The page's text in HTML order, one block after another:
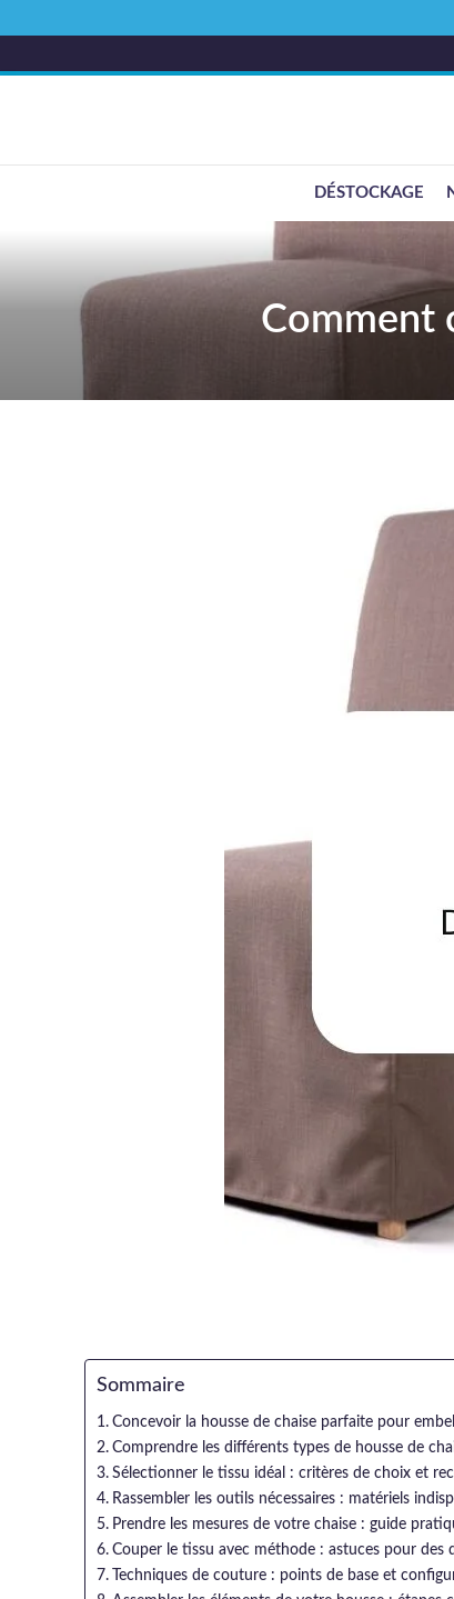
DÉSTOCKAGE
Comment
Sommaire
Concevoir la housse de chaise parfaite pour
Comprendre les différents types de housse de
Sélectionner le tissu idéal : critères de choix et
Rassembler les outils nécessaires : matériels
Prendre les mesures de votre chaise : guide
Couper le tissu avec méthode : astuces pour des
Techniques de couture : points de base et